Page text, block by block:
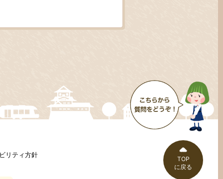
TOP
に戻る
リティ方針